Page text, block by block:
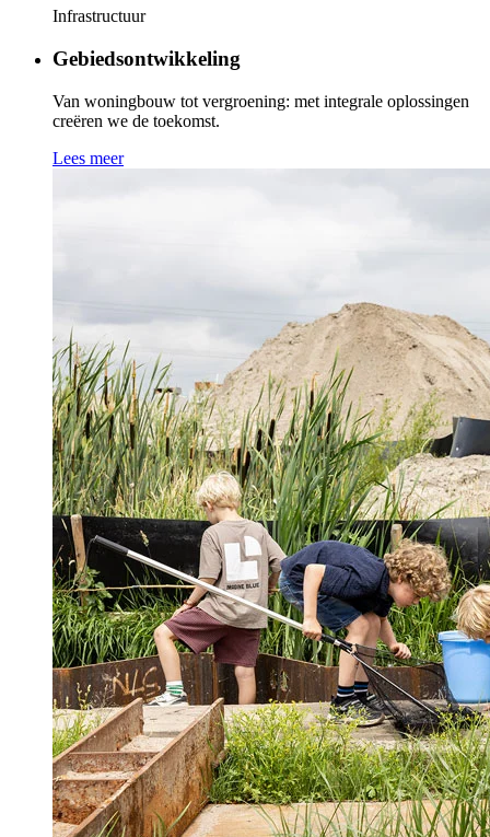
Infrastructuur
Gebiedsontwikkeling
Van woningbouw tot vergroening: met integrale oplossingen
creëren we de toekomst.
Lees meer